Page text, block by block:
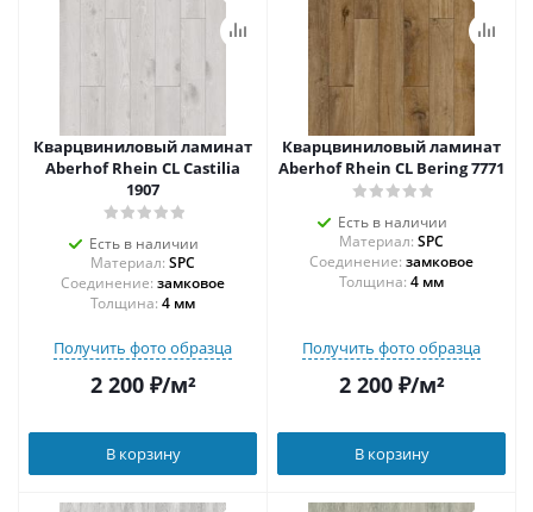
Кварцвиниловый ламинат
Aberhof Rhein CL Castilia
1907
Есть в наличии
Материал: SPC
Соединение: замковое
Толщина: 4 мм
Получить фото образца
2 200₽/м²
В корзину
Кварцвиниловый ламинат
Aberhof Rhein CL Bering 7771
Есть в наличии
Материал: SPC
Соединение: замковое
Толщина: 4 мм
Получить фото образца
2 200₽/м²
В корзину